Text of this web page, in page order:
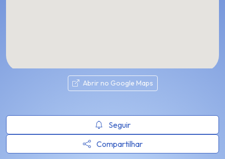
Abrir no Google Maps
Seguir
Compartilhar